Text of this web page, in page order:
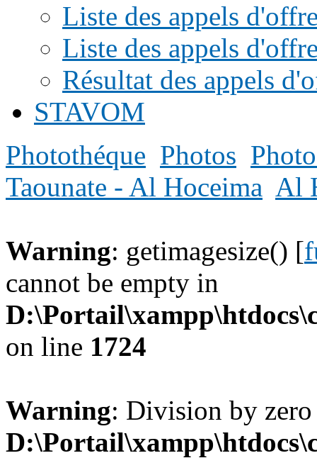
Liste des appels
Liste des appels
Résultat des appels
STAVOM
Photothéque Photos
Taounate - Al Hoceima Al
Warning: getimagesize() [
cannot be empty in
on line 1724
Warning: Division by